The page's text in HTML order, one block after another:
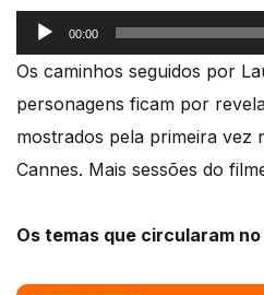
Reprodutor
de
00:00
Os caminhos seguidos por
personagens ficam por
mostrados pela primeira vez
Cannes. Mais sessões do
Os temas que circularam